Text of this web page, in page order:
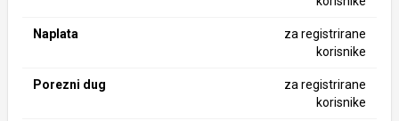
Naplata
za registrirane
korisnike
Porezni dug
za registrirane
korisnike